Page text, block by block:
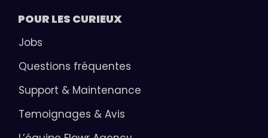
POUR LES CURIEUX
Jobs
Questions fréquentes
Support & Maintenance
Temoignages & Avis